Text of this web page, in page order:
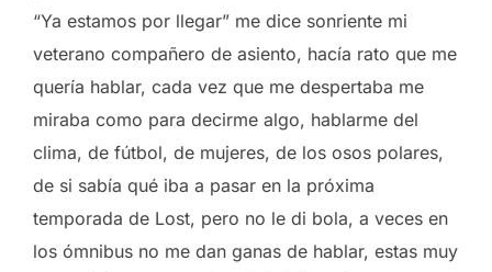
“Ya estamos por llegar” me dice sonriente mi
veterano compañero de asiento, hacía rato que me
quería hablar, cada vez que me despertaba me
miraba como para decirme algo, hablarme del
clima, de fútbol, de mujeres, de los osos polares,
de si sabía qué iba a pasar en la próxima
temporada de Lost, pero no le di bola, a veces en
los ómnibus no me dan ganas de hablar, estas muy